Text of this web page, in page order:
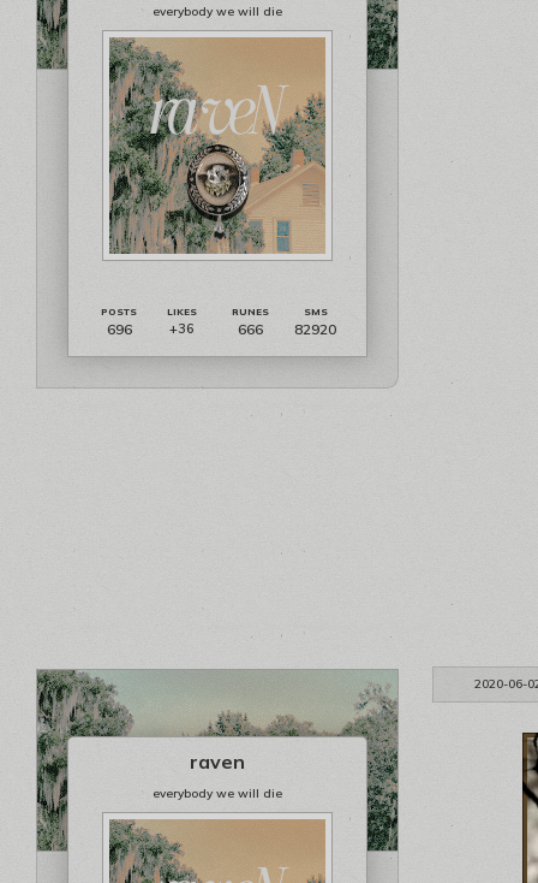
everybody we will die
696 +36 666 82920
2020-06-
raven
everybody we will die